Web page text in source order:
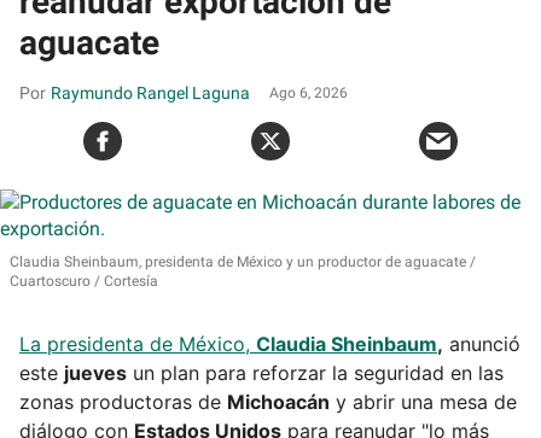
aguacate
Raymundo Rangel Laguna Ago 6, 2026
Claudia Sheinbaum, presidenta de México y un productor de aguacate
Cuartoscuro / Cortesía
La presidenta de México, Claudia Sheinbaum, anunció
este jueves un plan para reforzar la seguridad en las
zonas productoras de Michoacán y abrir una mesa de
diálogo con Estados Unidos para reanudar "lo más